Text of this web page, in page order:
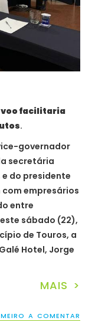
facilitaria
.
governador
secretária
do presidente
com empresários
entre
sábado (22),
de Touros, a
Hotel, Jorge
MAIS >
A COMENTAR